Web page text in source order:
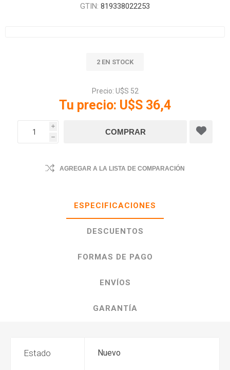
GTIN: 819338022253
2 EN STOCK
Precio: U$S 52
Tu precio: U$S 36,4
i
h
AGREGAR A LA LISTA DE COMPARACIÓN
ESPECIFICACIONES
DESCUENTOS
FORMAS DE PAGO
ENVÍOS
GARANTÍA
Estado Nuevo